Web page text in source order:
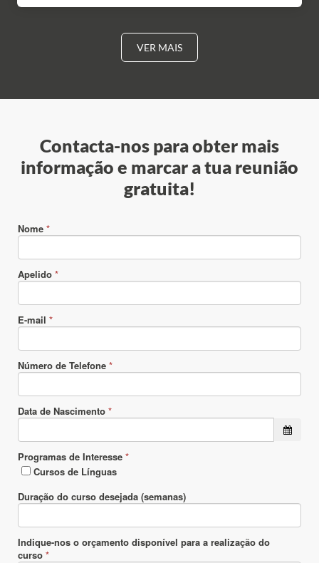
VER MAIS
Contacta-nos para obter mais
informação e marcar a tua reunião
gratuita!